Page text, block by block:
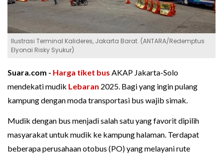
Ilustrasi Terminal Kalideres, Jakarta Barat. (ANTARA/Redemptus
Elyonai Risky Syukur)
Suara.com - Harga tiket bus AKAP Jakarta-Solo
mendekati mudik Lebaran 2025. Bagi yang ingin pulang
kampung dengan moda transportasi bus wajib simak.
Mudik dengan bus menjadi salah satu yang favorit dipilih
masyarakat untuk mudik ke kampung halaman. Terdapat
beberapa perusahaan otobus (PO) yang melayani rute